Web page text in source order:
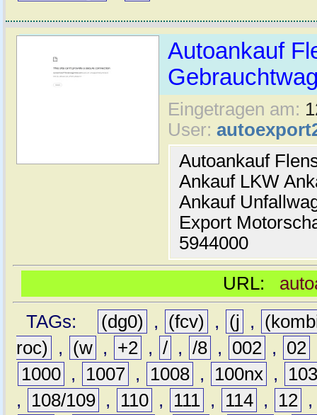
Autoankauf
Eingetragen am:
User:
Autoankauf
Ankauf LKW
Ankauf
Export
5944000
URL:
TAGs:
(dg0) , (fcv) , (j ,
roc)
, (w , +2 , / , /8 , 002 , 02
1000 , 1007 , 1008 , 100nx ,
,
108/109 , 110 , 111 , 114 , 12